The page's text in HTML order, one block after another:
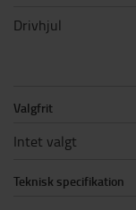
Drivhjul
Valgfrit
Intet valgt
Teknisk specifikation